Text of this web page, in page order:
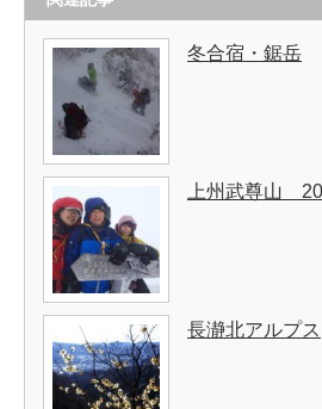
冬合宿・鋸岳
上州武尊山
長瀞北アルプス